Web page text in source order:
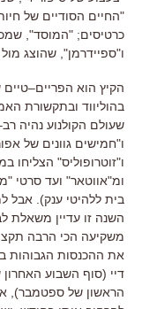
"החיים הסודיים של
כרטיסים; "המוסד",
ו"ספיידרמן", שהוצג
הקיץ הוא הפריים–טיים
בהוליווד ובתקשורת
שעולם הקולנוע נהיה רב
ו"חמישים גוונים של
ו"זוטרופוליס" הצליחו
ומ"אווטאר" ועד סרטי "
בית ללהיטי ענק). אבל
השנה זו עדיין משאלת
משקיעה הכי הרבה
את ההכנסות הגבוהות
דיי (סוף השבוע
הראשון של ספטמבר),